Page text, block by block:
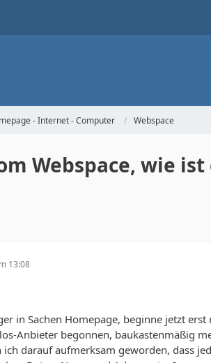
- Internet - Computer Webspace
Webspace, wie
13:08
in Sachen Homepage, beginne jetzt
Anbieter begonnen, baukastenmäßig
ich darauf aufmerksam geworden, dass